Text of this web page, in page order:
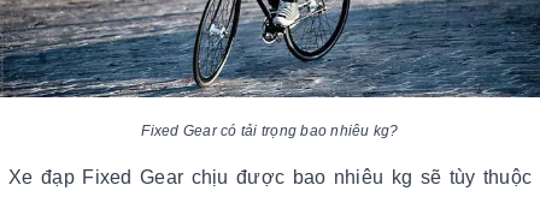
Fixed Gear có tải trọng bao nhiêu kg?
Xe đạp Fixed Gear chịu được bao nhiêu kg sẽ tùy thuộc